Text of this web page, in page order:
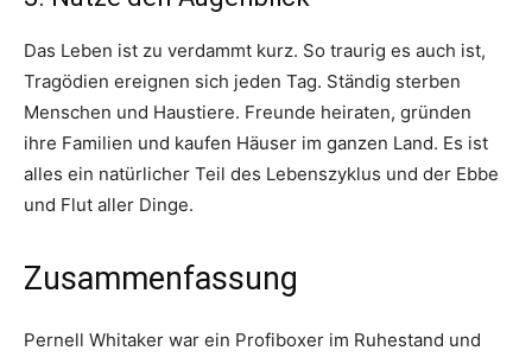
Das Leben ist zu verdammt kurz. So traurig es auch ist,
Tragödien ereignen sich jeden Tag. Ständig sterben
Menschen und Haustiere. Freunde heiraten, gründen
ihre Familien und kaufen Häuser im ganzen Land. Es ist
alles ein natürlicher Teil des Lebenszyklus und der Ebbe
und Flut aller Dinge.
Zusammenfassung
Pernell Whitaker war ein Profiboxer im Ruhestand und